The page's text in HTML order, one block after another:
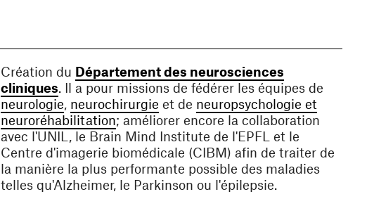
Création du Département des neurosciences
cliniques(ouvre une nouvelle fenêtre)
. Il a pour missions de fédérer les équipes de
neurologie(ouvre une nouvelle fenêtre)
, neurochirurgie(ouvre une nouvelle fenêtre)
et de neuropsychologie et
neuroréhabilitation(ouvre une nouvelle fenêtre)
; améliorer encore la collaboration
avec l'UNIL, le Brain Mind Institute de l'EPFL et le
Centre d'imagerie biomédicale (CIBM) afin de traiter de
la manière la plus performante possible des maladies
telles qu'Alzheimer, le Parkinson ou l'épilepsie.